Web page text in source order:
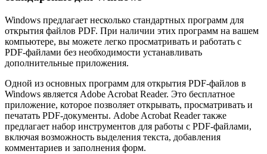
Windows предлагает несколько стандартных программ для
открытия файлов PDF. При наличии этих программ на вашем
компьютере, вы можете легко просматривать и работать с
PDF-файлами без необходимости устанавливать
дополнительные приложения.
Одной из основных программ для открытия PDF-файлов в
Windows является Adobe Acrobat Reader. Это бесплатное
приложение, которое позволяет открывать, просматривать и
печатать PDF-документы. Adobe Acrobat Reader также
предлагает набор инструментов для работы с PDF-файлами,
включая возможность выделения текста, добавления
комментариев и заполнения форм.